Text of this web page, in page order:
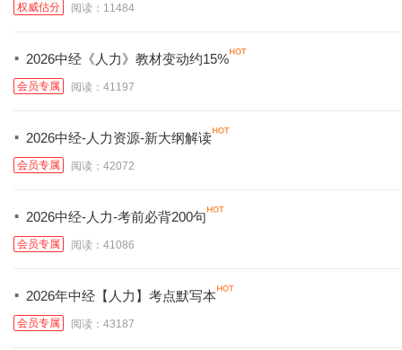
权威估分 阅读：11484
· 2026中经《人力》教材变动约15%
会员专属 阅读：41197
· 2026中经-人力资源-新大纲解读
会员专属 阅读：42072
· 2026中经-人力-考前必背200句
会员专属 阅读：41086
· 2026年中经【人力】考点默写本
会员专属 阅读：43187